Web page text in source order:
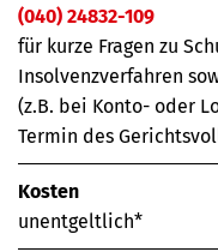
(040) 24832-109
für kurze Fragen zu
Insolvenzverfahren
(z.B. bei Konto- oder
Termin des
Kosten
unentgeltlich*